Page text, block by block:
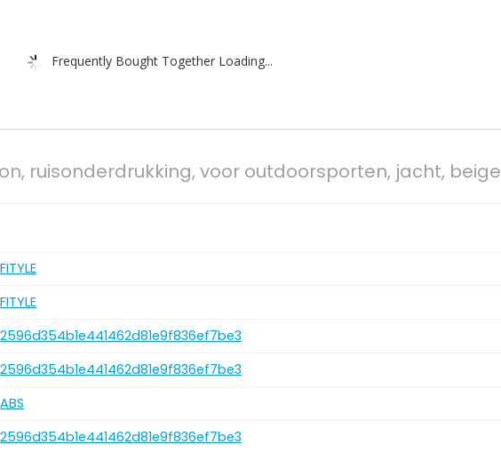
Frequently Bought Together Loading...
ruisonderdrukking, voor outdoorsporten, jacht, beige
‎FITYLE
‎FITYLE
‎2596d354b1e441462d81e9f836ef7be3
‎2596d354b1e441462d81e9f836ef7be3
‎ABS
‎2596d354b1e441462d81e9f836ef7be3